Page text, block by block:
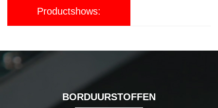
Productshows:
BORDUURSTOFFEN